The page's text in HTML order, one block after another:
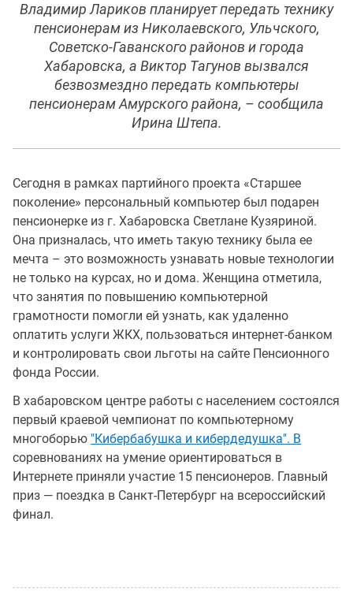
Владимир Лариков планирует передать технику
пенсионерам из Николаевского, Ульчского,
Советско-Гаванского районов и города
Хабаровска, а Виктор Тагунов вызвался
безвозмездно передать компьютеры
пенсионерам Амурского района, – сообщила
Ирина Штепа.
Сегодня в рамках партийного проекта «Старшее
поколение» персональный компьютер был подарен
пенсионерке из г. Хабаровска Светлане Кузяриной.
Она призналась, что иметь такую технику была ее
мечта – это возможность узнавать новые технологии
не только на курсах, но и дома. Женщина отметила,
что занятия по повышению компьютерной
грамотности помогли ей узнать, как удаленно
оплатить услуги ЖКХ, пользоваться интернет-банком
и контролировать свои льготы на сайте Пенсионного
фонда России.
В хабаровском центре работы с населением состоялся
первый краевой чемпионат по компьютерному
многоборью "Кибербабушка и кибердедушка". В
соревнованиях на умение ориентироваться в
Интернете приняли участие 15 пенсионеров. Главный
приз — поездка в Санкт-Петербург на всероссийский
финал.